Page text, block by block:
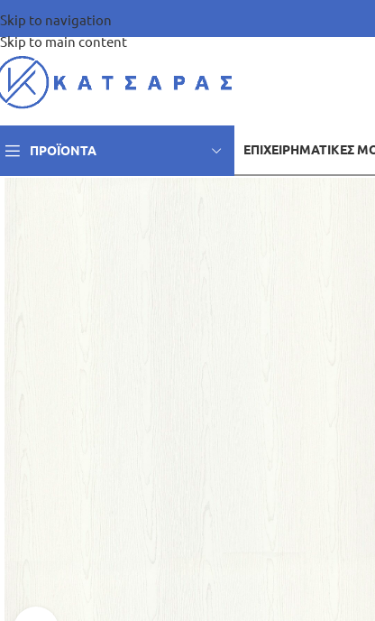
Skip to navigation
Skip to main content
ΠΡΟΪΌΝΤΑ ΕΠΙΧΕΙΡΗΜΑΤΙΚΈΣ